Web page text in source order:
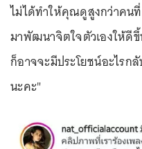
ไม่ได้ทำให้คุณดูสูงกว่าคนที่
มาพัฒนาจิตใจตัวเองให้ดี
ก็อาจจะมีประโยชน์อะไรก
นะคะ"